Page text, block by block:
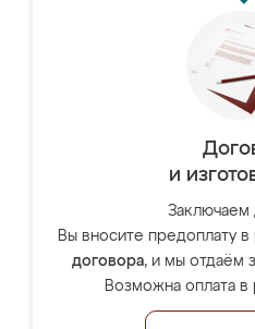
и
Заключаем
Вы вносите предоплату
договора, и мы отдаём
Возможна оплата в